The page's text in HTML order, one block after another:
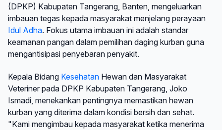
(DPKP) Kabupaten Tangerang, Banten, mengeluarkan
imbauan tegas kepada masyarakat menjelang perayaan
Idul Adha. Fokus utama imbauan ini adalah standar
keamanan pangan dalam pemilihan daging kurban guna
mengantisipasi penyebaran penyakit.
Kepala Bidang Kesehatan Hewan dan Masyarakat
Veteriner pada DPKP Kabupaten Tangerang, Joko
Ismadi, menekankan pentingnya memastikan hewan
kurban yang diterima dalam kondisi bersih dan sehat.
"Kami mengimbau kepada masyarakat ketika menerima